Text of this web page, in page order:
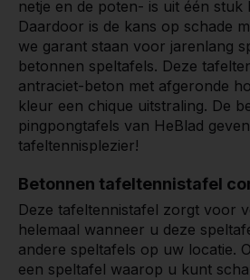
netje en de poten- is uit één stuk
Daardoor is de kans op schade
we garant staan voor jarenlang
betonnen speltafels. Deze
antraciet-beton met afgeronde
kleur een chique uitstraling. De
pingpongtafels van HeBlad
tafeltennisplezier!
Betonnen tafeltennistafel
Deze tafeltennistafel zorgt voor
helemaal wanneer u deze
andere speltafels op uw locatie.
een speltafel waarop u kunt